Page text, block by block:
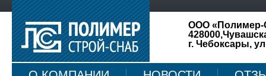
ООО «Полимер-
г. Чебоксары,